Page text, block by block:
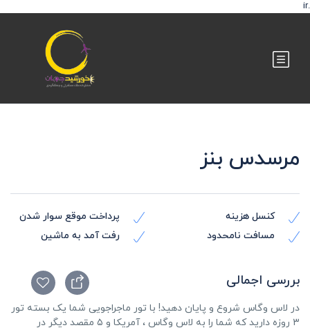
.ir
مرسدس بنز
کنسل هزینه
پرداخت موقع سوار شدن
مسافت نامحدود
رفت آمد به ماشین
بررسی اجمالی
در لاس وگاس شروع و پایان دهید! با تور ماجراجویی شما یک بسته تور
۳ روزه دارید که شما را به لاس وگاس ، آمریکا و ۵ مقصد دیگر در